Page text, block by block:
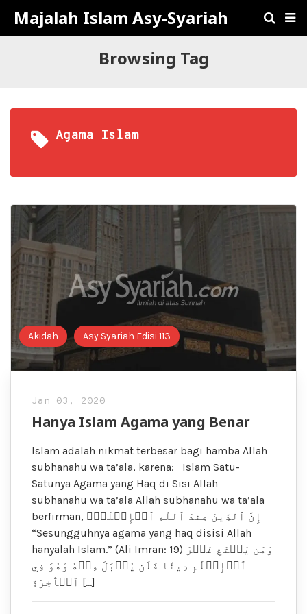
Majalah Islam Asy-Syariah
Browsing Tag
Agama Islam
Akidah Asy Syariah Edisi 113
Jan 03, 2020
Hanya Islam Agama yang Benar
Islam adalah nikmat terbesar bagi hamba Allah
subhanahu wa ta’ala, karena: Islam Satu-
Satunya Agama yang Haq di Sisi Allah
subhanahu wa ta’ala Allah subhanahu wa ta’ala
berfirman, إِنَّ ٱلدِّينَ عِندَ ٱللَّهِ ٱلۡإِسۡلَٰمُۗ
“Sesungguhnya agama yang haq disisi Allah
hanyalah Islam.” (Ali Imran: 19) وَمَن يَبۡتَغِ غَيۡرَ
ٱلۡإِسۡلَٰمِ دِينٗا فَلَن يُقۡبَلَ مِنۡهُ وَهُوَ فِي
ٱلۡأٓخِرَةِ […]